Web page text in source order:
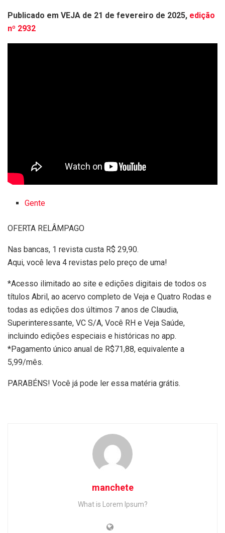
Publicado em VEJA de 21 de fevereiro de 2025, edição
nº 2932
Gente
OFERTA RELÂMPAGO
Nas bancas, 1 revista custa R$ 29,90.
Aqui, você leva 4 revistas pelo preço de uma!
*Acesso ilimitado ao site e edições digitais de todos os
títulos Abril, ao acervo completo de Veja e Quatro Rodas e
todas as edições dos últimos 7 anos de Claudia,
Superinteressante, VC S/A, Você RH e Veja Saúde,
incluindo edições especiais e históricas no app.
*Pagamento único anual de R$71,88, equivalente a
5,99/mês.
PARABÉNS! Você já pode ler essa matéria grátis.
manchete
What is Lorem Ipsum?